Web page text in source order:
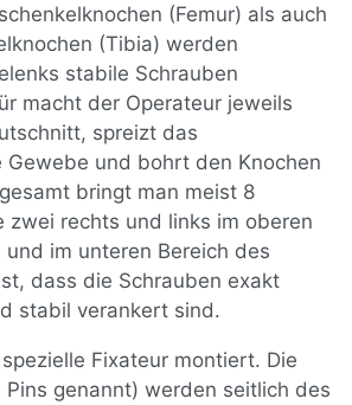
(Femur) als auch
(Tibia) werden
stabile Schrauben
macht der Operateur jeweils
spreizt das
Gewebe und bohrt den Knochen
bringt man meist 8
zwei rechts und links im oberen
im unteren Bereich des
dass die Schrauben exakt
stabil verankert sind.
Fixateur montiert. Die
Pins genannt) werden seitlich des